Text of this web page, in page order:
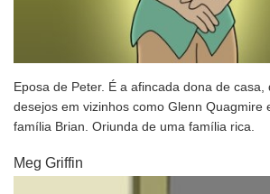
Eposa de Peter. É a afincada dona de casa,
desejos em vizinhos como Glenn Quagmire
família Brian. Oriunda de uma família rica.
Meg Griffin